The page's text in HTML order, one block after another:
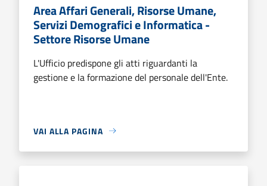
Area Affari Generali, Risorse Umane,
Servizi Demografici e Informatica -
Settore Risorse Umane
L'Ufficio predispone gli atti riguardanti la
gestione e la formazione del personale dell'Ente.
VAI ALLA PAGINA